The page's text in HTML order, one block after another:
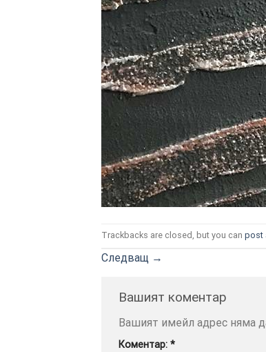
Trackbacks are closed, but you can post
Следващ →
Вашият коментар
Вашият имейл адрес няма
Коментар: *